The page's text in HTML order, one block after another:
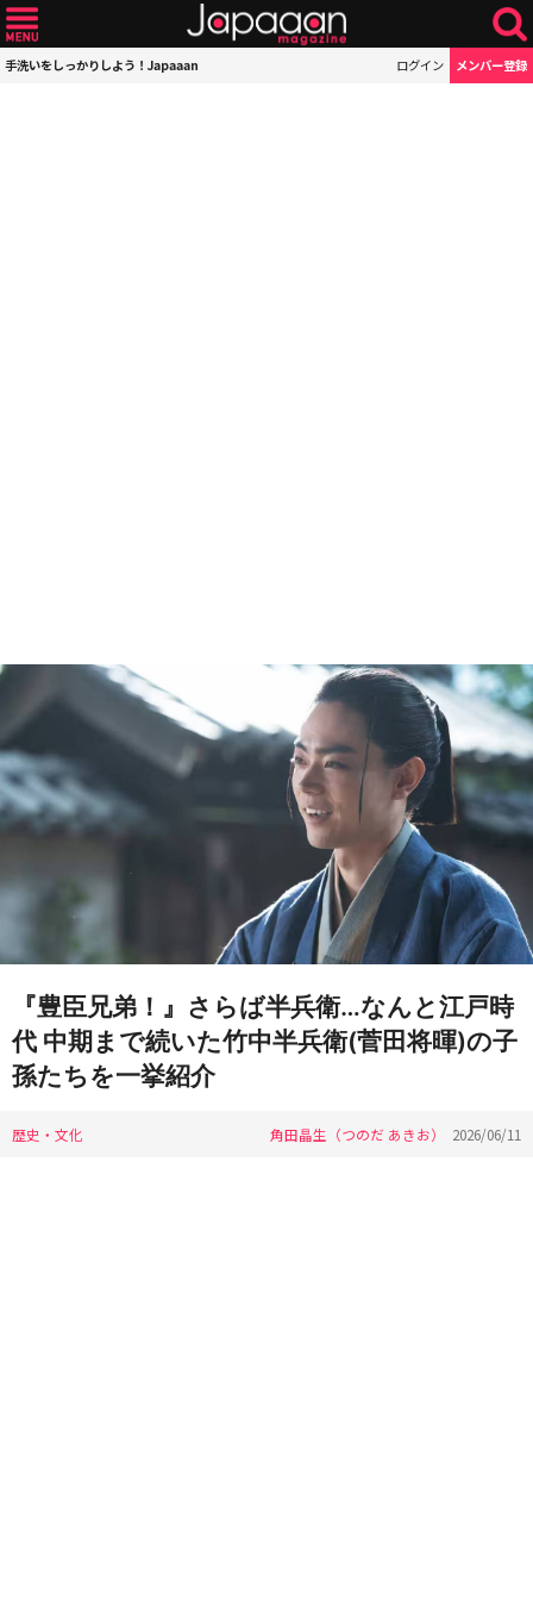
手洗いをしっかりしよう！Japaaan ログイン メンバー登録
『豊臣兄弟！』さらば半兵衛…なんと江戸時
代 中期まで続いた竹中半兵衛(菅田将暉)の子
孫たちを一挙紹介
歴史・文化 角田晶生（つのだ あきお） 2026/06/11